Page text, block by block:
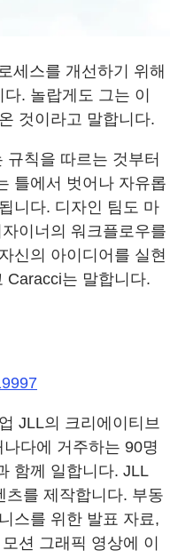
세스를 개선하기 위해
. 놀랍게도 그는 이
것이라고 말합니다.
규칙을 따르는 것부터
틀에서 벗어나 자유롭
니다. 디자인 팀도 마
이너의 워크플로우를
신의 아이디어를 실현
Caracci는 말합니다.
JLL의 크리에이티브
다에 거주하는 90명
함께 일합니다. JLL
츠를 제작합니다. 부동
스를 위한 발표 자료,
션 그래픽 영상에 이